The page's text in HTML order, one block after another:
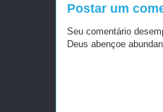
Postar um
Seu comentário
Deus abençoe